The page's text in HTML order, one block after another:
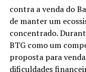
contra a venda do
de manter um
concentrado.
BTG como um
proposta para
dificuldades